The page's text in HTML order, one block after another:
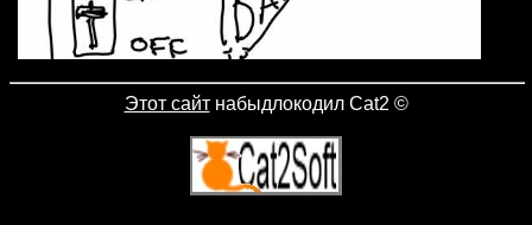
Этот сайтнабыдлокодил Cat2 ©